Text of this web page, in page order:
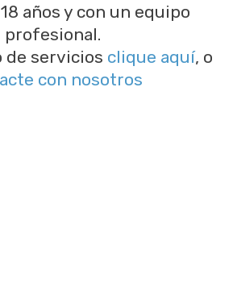
años y con un equipo
profesional.
de servicios clique aquí, o
con nosotros